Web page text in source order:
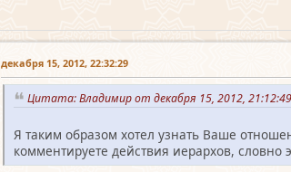
декабря 15, 2012, 22:32:29
Цитата: Владимир от декабря 15, 2012, 21:12:49
Я таким образом хотел узнать Ваше
комментируете действия иерархов, словно